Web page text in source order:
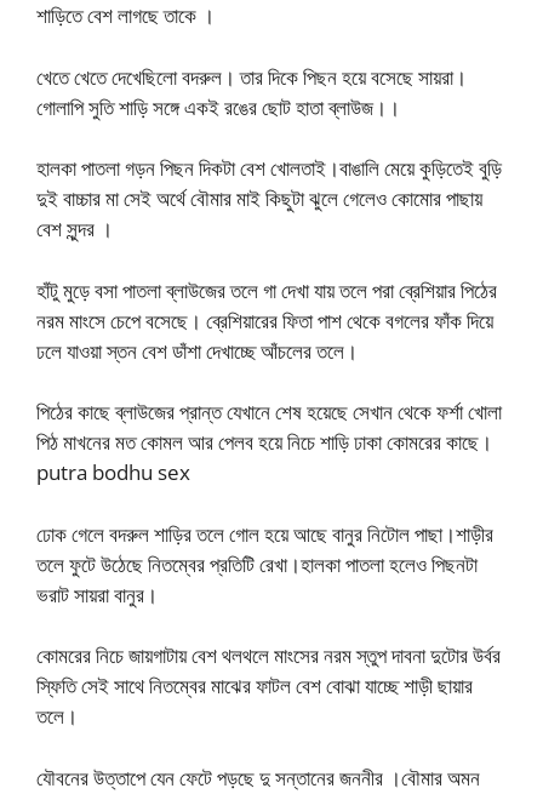
শাড়িতে বেশ লাগছে তাকে ।
খেতে খেতে দেখেছিলো বদরুল। তার দিকে পিছন হয়ে বসেছে সায়রা।
গোলাপি সুতি শাড়ি সঙ্গে একই রঙের ছোট হাতা ব্লাউজ।।
হালকা পাতলা গড়ন পিছন দিকটা বেশ খোলতাই।বাঙালি মেয়ে কুড়িতেই বুড়ি
দুই বাচ্চার মা সেই অর্থে বৌমার মাই কিছুটা ঝুলে গেলেও কোমোর পাছায়
বেশ সুন্দর ।
হাঁটু মুড়ে বসা পাতলা ব্লাউজের তলে গা দেখা যায় তলে পরা ব্রেশিয়ার পিঠের
নরম মাংসে চেপে বসেছে। ব্রেশিয়ারের ফিতা পাশ থেকে বগলের ফাঁক দিয়ে
ঢলে যাওয়া স্তন বেশ ডাঁশা দেখাচ্ছে আঁচলের তলে।
পিঠের কাছে ব্লাউজের প্রান্ত যেখানে শেষ হয়েছে সেখান থেকে ফর্শা খোলা
পিঠ মাখনের মত কোমল আর পেলব হয়ে নিচে শাড়ি ঢাকা কোমরের কাছে।
putra bodhu sex
ঢোক গেলে বদরুল শাড়ির তলে গোল হয়ে আছে বানুর নিটোল পাছা।শাড়ীর
তলে ফুটে উঠেছে নিতম্বের প্রতিটি রেখা।হালকা পাতলা হলেও পিছনটা
ভরাট সায়রা বানুর।
কোমরের নিচে জায়গাটায় বেশ থলথলে মাংসের নরম স্তুপ দাবনা দুটোর উর্বর
স্ফিতি সেই সাথে নিতম্বের মাঝের ফাটল বেশ বোঝা যাচ্ছে শাড়ী ছায়ার
তলে।
যৌবনের উত্তাপে যেন ফেটে পড়ছে দু সন্তানের জননীর ।বৌমার অমন